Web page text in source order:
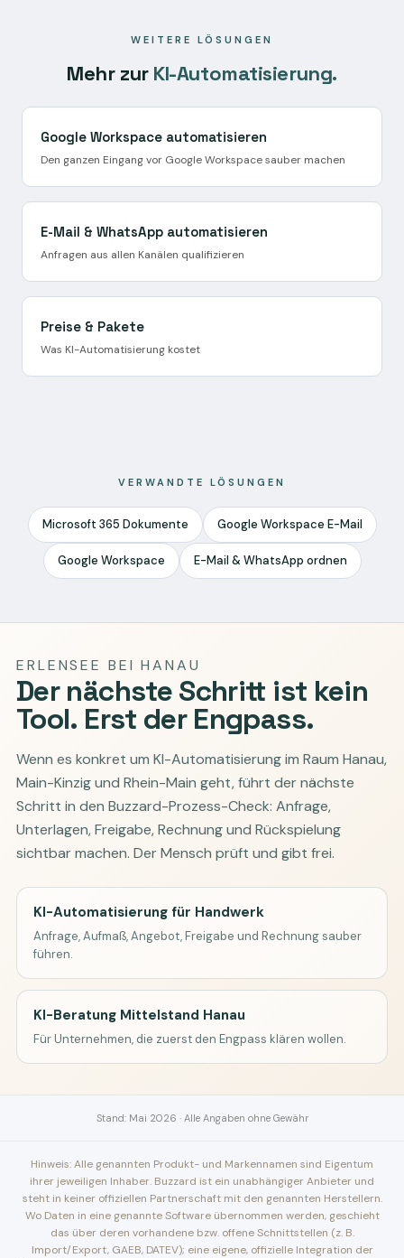
WEITERE LÖSUNGEN
Mehr zur KI-Automatisierung.
Google Workspace automatisieren
Den ganzen Eingang vor Google Workspace sauber machen
E-Mail & WhatsApp automatisieren
Anfragen aus allen Kanälen qualifizieren
Preise & Pakete
Was KI-Automatisierung kostet
VERWANDTE LÖSUNGEN
Microsoft 365 Dokumente Google Workspace E-Mail
Google Workspace E-Mail & WhatsApp ordnen
ERLENSEE BEI HANAU
Der nächste Schritt ist kein
Tool. Erst der Engpass.
Wenn es konkret um KI-Automatisierung im Raum Hanau,
Main-Kinzig und Rhein-Main geht, führt der nächste
Schritt in den Buzzard-Prozess-Check: Anfrage,
Unterlagen, Freigabe, Rechnung und Rückspielung
sichtbar machen. Der Mensch prüft und gibt frei.
KI-Automatisierung für Handwerk
Anfrage, Aufmaß, Angebot, Freigabe und Rechnung sauber
führen.
KI-Beratung Mittelstand Hanau
Für Unternehmen, die zuerst den Engpass klären wollen.
Stand: Mai 2026 · Alle Angaben ohne Gewähr
Hinweis: Alle genannten Produkt- und Markennamen sind Eigentum
ihrer jeweiligen Inhaber. Buzzard ist ein unabhängiger Anbieter und
steht in keiner offiziellen Partnerschaft mit den genannten Herstellern.
Wo Daten in eine genannte Software übernommen werden, geschieht
das über deren vorhandene bzw. offene Schnittstellen (z. B.
Import/Export, GAEB, DATEV); eine eigene, offizielle Integration der